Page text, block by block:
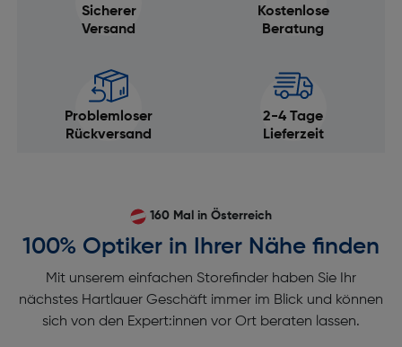
Sicherer
Versand
Kostenlose
Beratung
Problemloser
Rückversand
2-4 Tage
Lieferzeit
160 Mal in Österreich
100% Optiker in Ihrer Nähe finden
Mit unserem einfachen Storefinder haben Sie Ihr
nächstes Hartlauer Geschäft immer im Blick und können
sich von den Expert:innen vor Ort beraten lassen.